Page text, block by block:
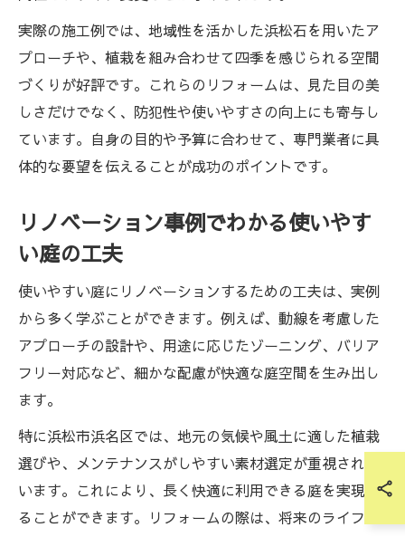
実際の施工例では、地域性を活かした浜松石を用いたア
プローチや、植栽を組み合わせて四季を感じられる空間
づくりが好評です。これらのリフォームは、見た目の美
しさだけでなく、防犯性や使いやすさの向上にも寄与し
ています。自身の目的や予算に合わせて、専門業者に具
体的な要望を伝えることが成功のポイントです。
リノベーション事例でわかる使いやす
い庭の工夫
使いやすい庭にリノベーションするための工夫は、実例
から多く学ぶことができます。例えば、動線を考慮した
アプローチの設計や、用途に応じたゾーニング、バリア
フリー対応など、細かな配慮が快適な庭空間を生み出し
ます。
特に浜松市浜名区では、地元の気候や風土に適した植栽
選びや、メンテナンスがしやすい素材選定が重視されて
います。これにより、長く快適に利用できる庭を実現す
ることができます。リフォームの際は、将来のライフス